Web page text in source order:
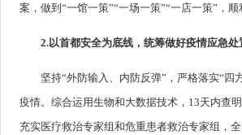
案，做到“一馆一策”“一场一策”“一店一策”，
2.以首都安全为底线，统筹做好疫情应急
坚持“外防输入、内防反弹”，严格落实“
疫情。综合运用生物和大数据技术，13天内查
充实医疗救治专家组和危重患者救治专家组，